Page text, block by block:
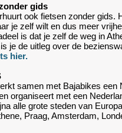
gids
ook fietsen zonder gids.
je zelf wilt en dus meer
is dat je zelf de weg in
je de uitleg over de
hier.
samen met Bajabikes een
organiseert met een
alle grote steden van
Praag, Amsterdam,